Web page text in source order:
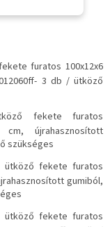
furatos 100x12x6
3 db / ütköző
fekete furatos
cm, újrahasznosított
szükséges
ütköző fekete furatos
gumiból,
ütköző fekete furatos